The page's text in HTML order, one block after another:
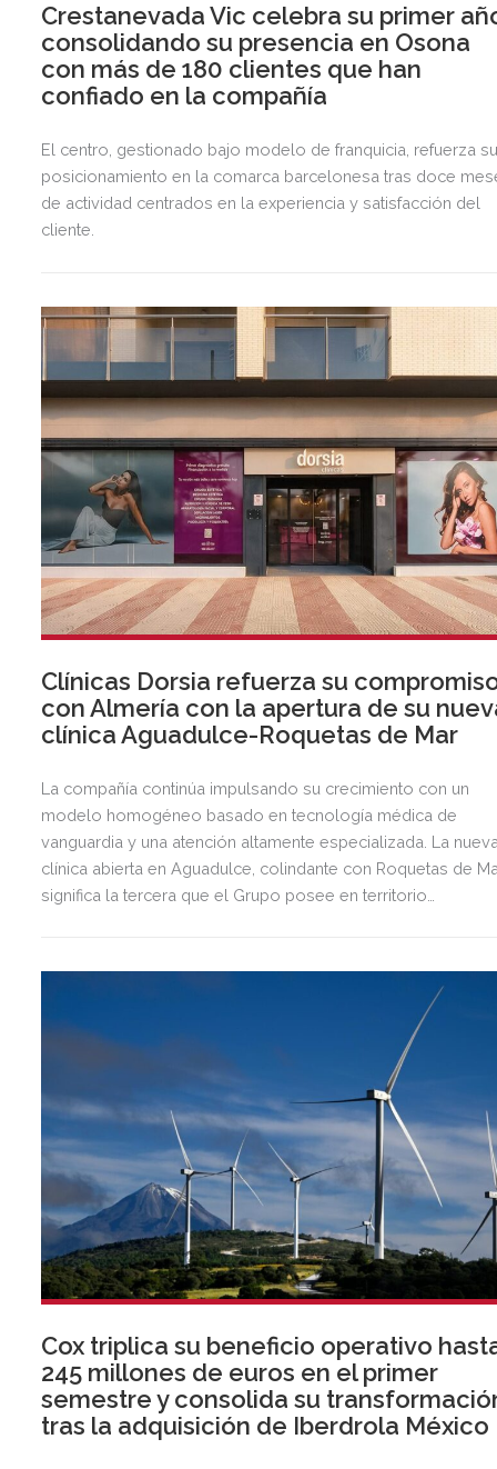
Crestanevada Vic celebra su primer
consolidando su presencia en Osona
con más de 180 clientes que han
confiado en la compañía
El centro, gestionado bajo modelo de franquicia, refuerza
posicionamiento en la comarca barcelonesa tras doce
de actividad centrados en la experiencia y satisfacción del
cliente.
Clínicas Dorsia refuerza su
con Almería con la apertura de su
clínica Aguadulce-Roquetas de Mar
La compañía continúa impulsando su crecimiento con un
modelo homogéneo basado en tecnología médica de
vanguardia y una atención altamente especializada. La
clínica abierta en Aguadulce, colindante con Roquetas de
significa la tercera que el Grupo posee en territorio
Cox triplica su beneficio operativo
245 millones de euros en el primer
semestre y consolida su
tras la adquisición de Iberdrola México